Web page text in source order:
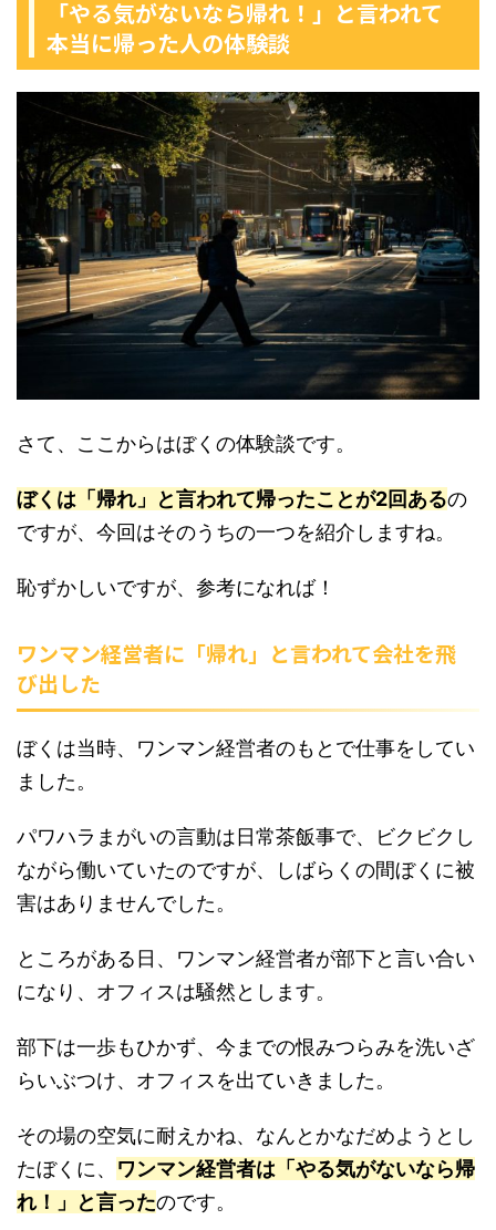
「やる気がないなら帰れ！」と言われて
本当に帰った人の体験談
さて、ここからはぼくの体験談です。
ぼくは「帰れ」と言われて帰ったことが2回あるの
ですが、今回はそのうちの一つを紹介しますね。
恥ずかしいですが、参考になれば！
ワンマン経営者に「帰れ」と言われて会社を飛
び出した
ぼくは当時、ワンマン経営者のもとで仕事をしてい
ました。
パワハラまがいの言動は日常茶飯事で、ビクビクし
ながら働いていたのですが、しばらくの間ぼくに被
害はありませんでした。
ところがある日、ワンマン経営者が部下と言い合い
になり、オフィスは騒然とします。
部下は一歩もひかず、今までの恨みつらみを洗いざ
らいぶつけ、オフィスを出ていきました。
その場の空気に耐えかね、なんとかなだめようとし
たぼくに、 ワンマン経営者は「やる気がないなら帰
れ！」と言ったのです。